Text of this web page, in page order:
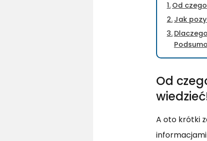
Od
Jak
Od
A oto krótki